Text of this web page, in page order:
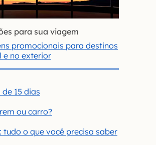
para sua viagem
promocionais para destinos
e no exterior
15 dias
ou carro?
tudo o que você precisa saber